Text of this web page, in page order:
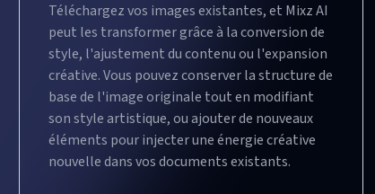
Téléchargez vos images existantes, et Mixz AI
peut les transformer grâce à la conversion de
style, l'ajustement du contenu ou l'expansion
créative. Vous pouvez conserver la structure de
base de l'image originale tout en modifiant
son style artistique, ou ajouter de nouveaux
éléments pour injecter une énergie créative
nouvelle dans vos documents existants.